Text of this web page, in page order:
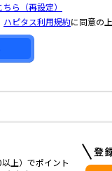
ら（再設定）
ハピタス利用規約に同意の
上）でポイント